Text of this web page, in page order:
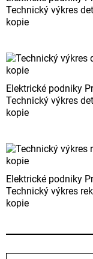
Technický výkres
kopie
Elektrické podniky
Technický výkres
kopie
Elektrické podniky
Technický výkres
kopie